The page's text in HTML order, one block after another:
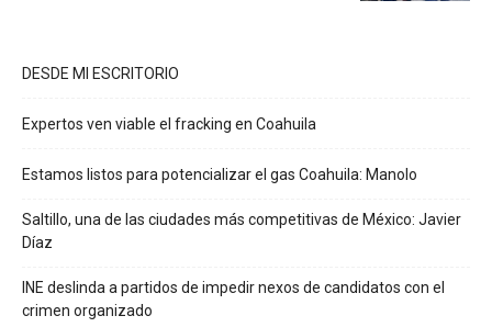
DESDE MI ESCRITORIO
Expertos ven viable el fracking en Coahuila
Estamos listos para potencializar el gas Coahuila: Manolo
Saltillo, una de las ciudades más competitivas de México: Javier
Díaz
INE deslinda a partidos de impedir nexos de candidatos con el
crimen organizado